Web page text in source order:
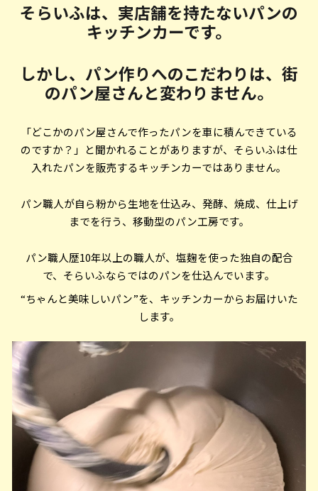
そらいふは、実店舗を持たないパンの
キッチンカーです。
しかし、パン作りへのこだわりは、街
のパン屋さんと変わりません。
「どこかのパン屋さんで作ったパンを車に積んできている
のですか？」と聞かれることがありますが、そらいふは仕
入れたパンを販売するキッチンカーではありません。
パン職人が自ら粉から生地を仕込み、発酵、焼成、仕上げ
までを行う、移動型のパン工房です。
パン職人歴10年以上の職人が、塩麹を使った独自の配合
で、そらいふならではのパンを仕込んでいます。
“ちゃんと美味しいパン”を、キッチンカーからお届けいた
します。